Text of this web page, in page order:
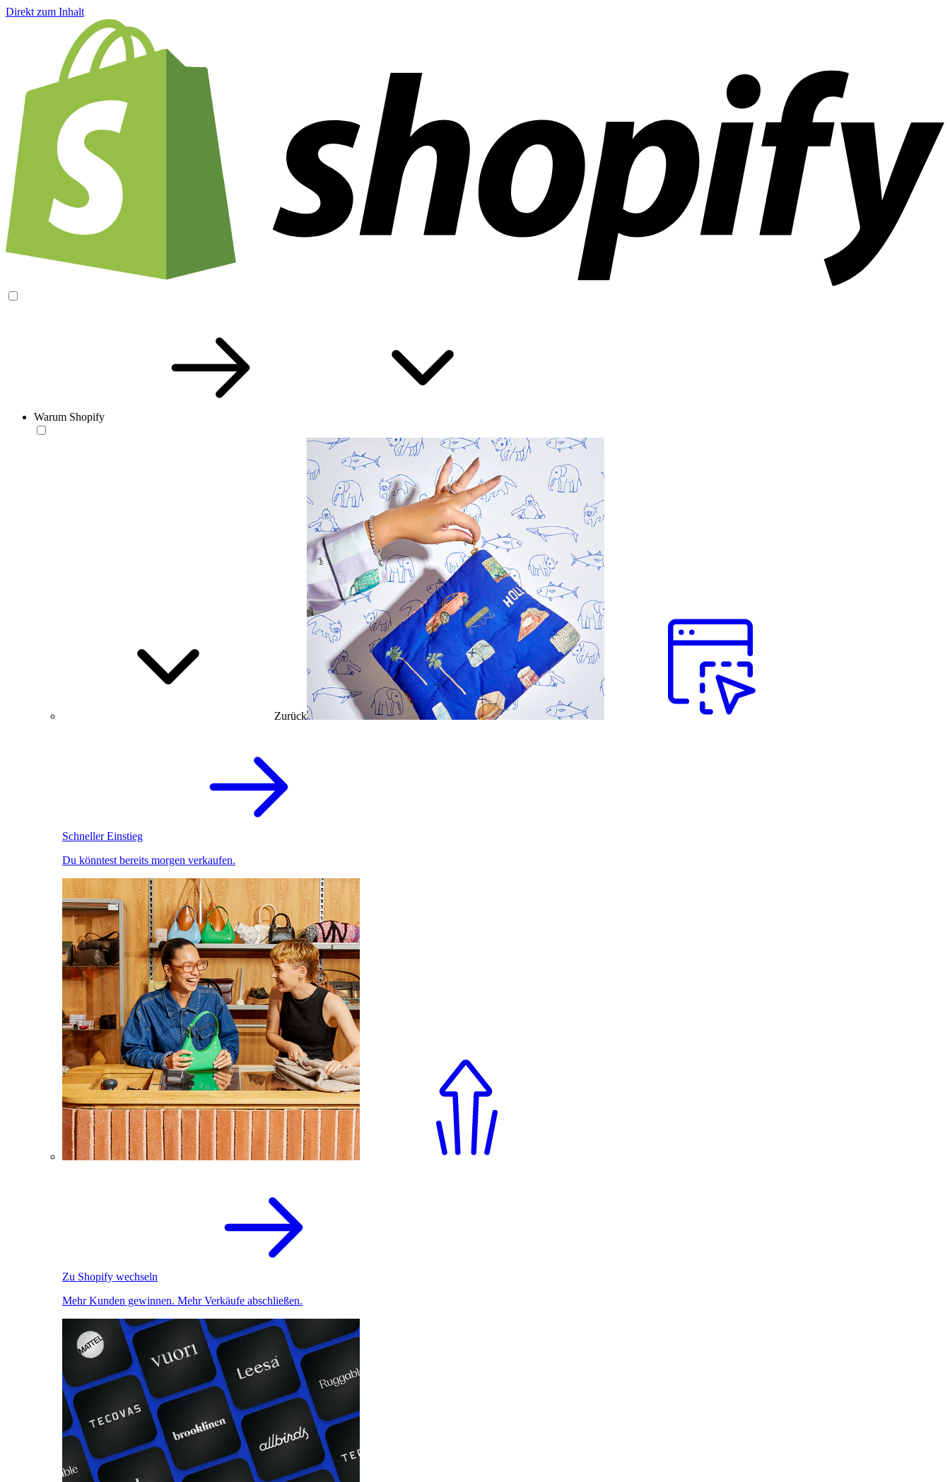
Direkt zum Inhalt
Warum Shopify
Zurück
Schneller Einstieg
Du könntest bereits morgen verkaufen.
Zu Shopify wechseln
Mehr Kunden gewinnen. Mehr Verkäufe abschließen.